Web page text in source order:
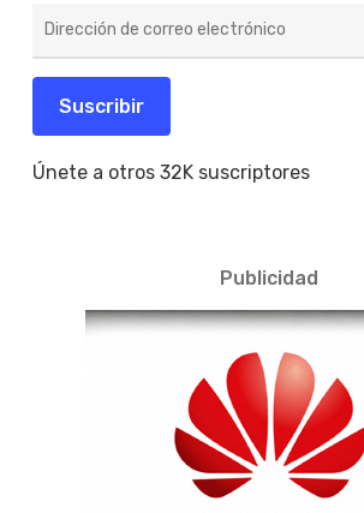
de
electrónico
Suscribir
Únete a otros 32K suscriptores
Publicidad